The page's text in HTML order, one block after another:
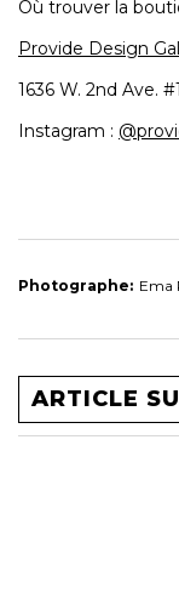
Où trouver la
Provide Design
1636 W. 2nd Ave.
Instagram :
Photographe: Ema
ARTICLE